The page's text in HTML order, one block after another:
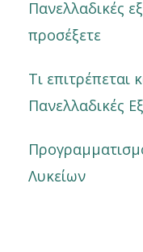
Πανελλαδικές
προσέξετε
Τι επιτρέπεται
Πανελλαδικές
Λυκείων